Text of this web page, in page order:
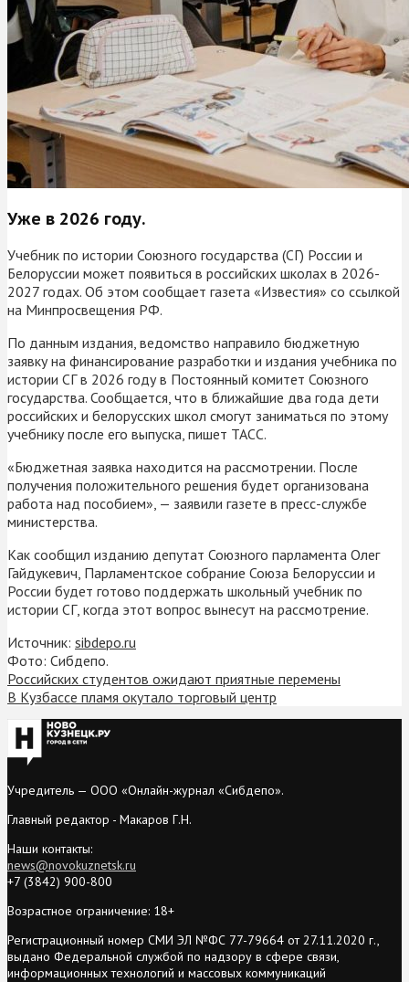
Уже в 2026 году.
Учебник по истории Союзного государства (СГ) России и
Белоруссии может появиться в российских школах в 2026-
2027 годах. Об этом сообщает газета «Известия» со ссылкой
на Минпросвещения РФ.
По данным издания, ведомство направило бюджетную
заявку на финансирование разработки и издания учебника по
истории СГ в 2026 году в Постоянный комитет Союзного
государства. Сообщается, что в ближайшие два года дети
российских и белорусских школ смогут заниматься по этому
учебнику после его выпуска, пишет ТАСС.
«Бюджетная заявка находится на рассмотрении. После
получения положительного решения будет организована
работа над пособием», — заявили газете в пресс-службе
министерства.
Как сообщил изданию депутат Союзного парламента Олег
Гайдукевич, Парламентское собрание Союза Белоруссии и
России будет готово поддержать школьный учебник по
истории СГ, когда этот вопрос вынесут на рассмотрение.
Источник: sibdepo.ru
Фото: Сибдепо.
Российских студентов ожидают приятные перемены
В Кузбассе пламя окутало торговый центр
Учредитель — ООО «Онлайн-журнал «Сибдепо».
Главный редактор - Макаров Г.Н.
Наши контакты:
news@novokuznetsk.ru
+7 (3842) 900-800
Возрастное ограничение: 18+
Регистрационный номер СМИ ЭЛ №ФС 77-79664 от 27.11.2020 г.,
выдано Федеральной службой по надзору в сфере связи,
информационных технологий и массовых коммуникаций